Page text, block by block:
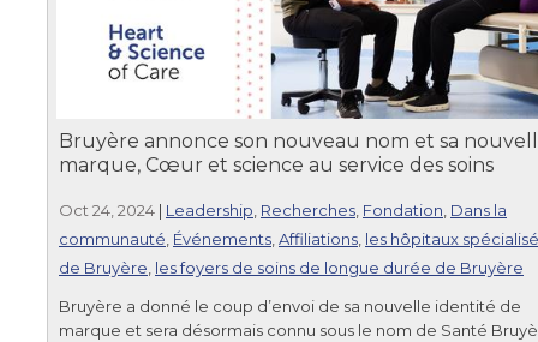
Bruyère annonce son nouveau nom et sa
marque, Cœur et science au service des soins
Oct 24, 2024 | Leadership, Recherches, Fondation, Dans la
communauté, Événements,Affiliations, les hôpitaux
de Bruyère, les foyers de soins de longue durée de Bruyère
Bruyère a donné le coup d’envoi de sa nouvelle identité de
marque et sera désormais connu sous le nom de Santé